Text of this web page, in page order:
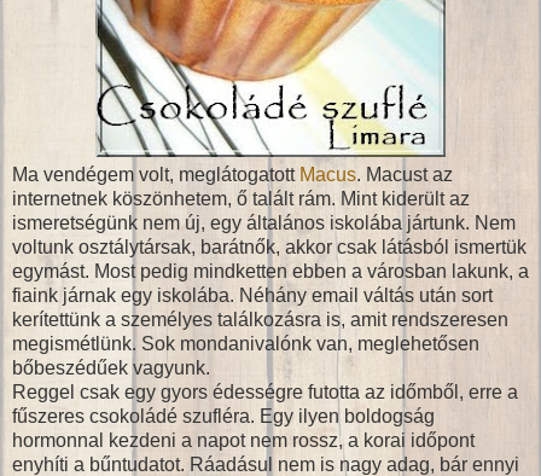
Ma vendégem volt, meglátogatott Macus. Macust az
internetnek köszönhetem, ő talált rám. Mint kiderült az
ismeretségünk nem új, egy általános iskolába jártunk. Nem
voltunk osztálytársak, barátnők, akkor csak látásból ismertük
egymást. Most pedig mindketten ebben a városban lakunk, a
fiaink járnak egy iskolába. Néhány email váltás után sort
kerítettünk a személyes találkozásra is, amit rendszeresen
megismétlünk. Sok mondanivalónk van, meglehetősen
bőbeszédűek vagyunk.
Reggel csak egy gyors édességre futotta az időmből, erre a
fűszeres csokoládé szufléra. Egy ilyen boldogság
hormonnal kezdeni a napot nem rossz, a korai időpont
enyhíti a bűntudatot. Ráadásul nem is nagy adag, bár ennyi